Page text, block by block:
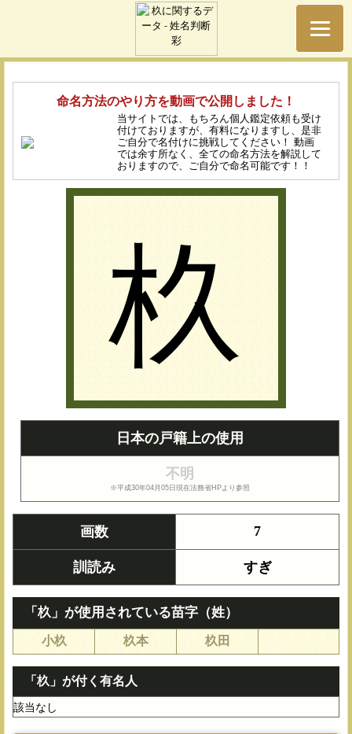
命名方法のやり方を動画で公開しました！
当サイトでは、もちろん個人鑑定依頼も受け
付けておりますが、有料になりますし、是非
ご自分で名付けに挑戦してください！ 動画
では余す所なく、全ての命名方法を解説して
おりますので、ご自分で命名可能です！！
杦
日本の戸籍上の使用
不明
※平成30年04月05日現在法務省HPより参照
画数 7
訓読み すぎ
「杦」が使用されている苗字（姓）
小杦 杦本 杦田
「杦」が付く有名人
該当なし